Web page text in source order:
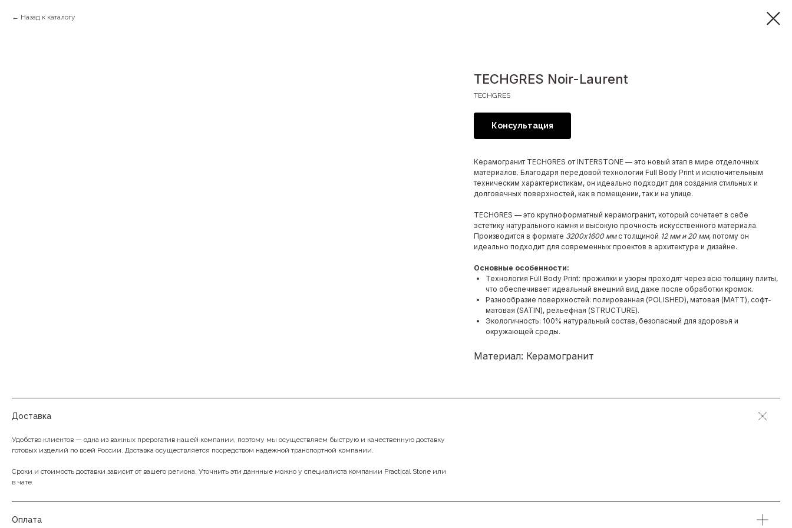
Назад к каталогу
TECHGRES Noir-Laurent
TECHGRES
Консультация
Керамогранит TECHGRES от INTERSTONE — это новый этап в мире отделочных
материалов. Благодаря передовой технологии Full Body Print и исключительным
техническим характеристикам, он идеально подходит для создания стильных и
долговечных поверхностей, как в помещении, так и на улице.
TECHGRES — это крупноформатный керамогранит, который сочетает в себе
эстетику натурального камня и высокую прочность искусственного материала.
Производится в формате 3200x1600 ммс толщиной 12 мм и 20 мм, потому он
идеально подходит для современных проектов в архитектуре и дизайне.
Основные особенности:
Технология Full Body Print: прожилки и узоры проходят через всю толщину плиты,
что обеспечивает идеальный внешний вид даже после обработки кромок.
Разнообразие поверхностей: полированная (POLISHED), матовая (MATT), софт-
матовая (SATIN), рельефная (STRUCTURE).
Экологичность: 100% натуральный состав, безопасный для здоровья и
окружающей среды.
Материал: Керамогранит
Доставка
Удобство клиентов — одна из важных прерогатив нашей компании, поэтому мы осуществляем быструю и качественную доставку
готовых изделий по всей России. Доставка осуществляется посредством надежной транспортной компании.
Сроки и стоимость доставки зависит от вашего региона. Уточнить эти даннные можно у специалиста компании Practical Stone или
в чате.
Оплата